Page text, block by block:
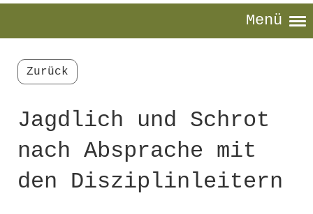
Menü
Zurück
Jagdlich und Schrot
nach Absprache mit
den Disziplinleitern